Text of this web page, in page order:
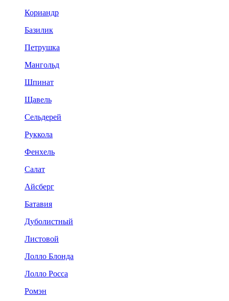
Кориандр
Базилик
Петрушка
Мангольд
Шпинат
Щавель
Сельдерей
Руккола
Фенхель
Салат
Айсберг
Батавия
Дуболистный
Листовой
Лолло Блонда
Лолло Росса
Ромэн